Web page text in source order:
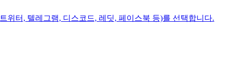
위터, 텔레그램, 디스코드, 레딧, 페이스북 등)를 선택합니다.